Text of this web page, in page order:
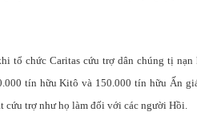
tổ chức Caritas cứu trợ dân chúng tị nạn
tín hữu Kitô và 150.000 tín hữu Ấn
cứu trợ như họ làm đối với các người Hồi.